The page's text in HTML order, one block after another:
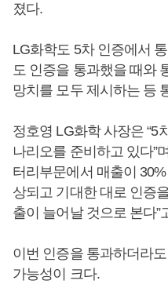
졌다.
LG화학도 5차 인증에서
도 인증을 통과했을 때와
망치를 모두 제시하는 등
정호영 LG화학 사장은 “5
나리오를 준비하고 있다”
터리부문에서 매출이
상되고 기대한 대로 인증
출이 늘어날 것으로 본다”
이번 인증을 통과하더라
가능성이 크다.